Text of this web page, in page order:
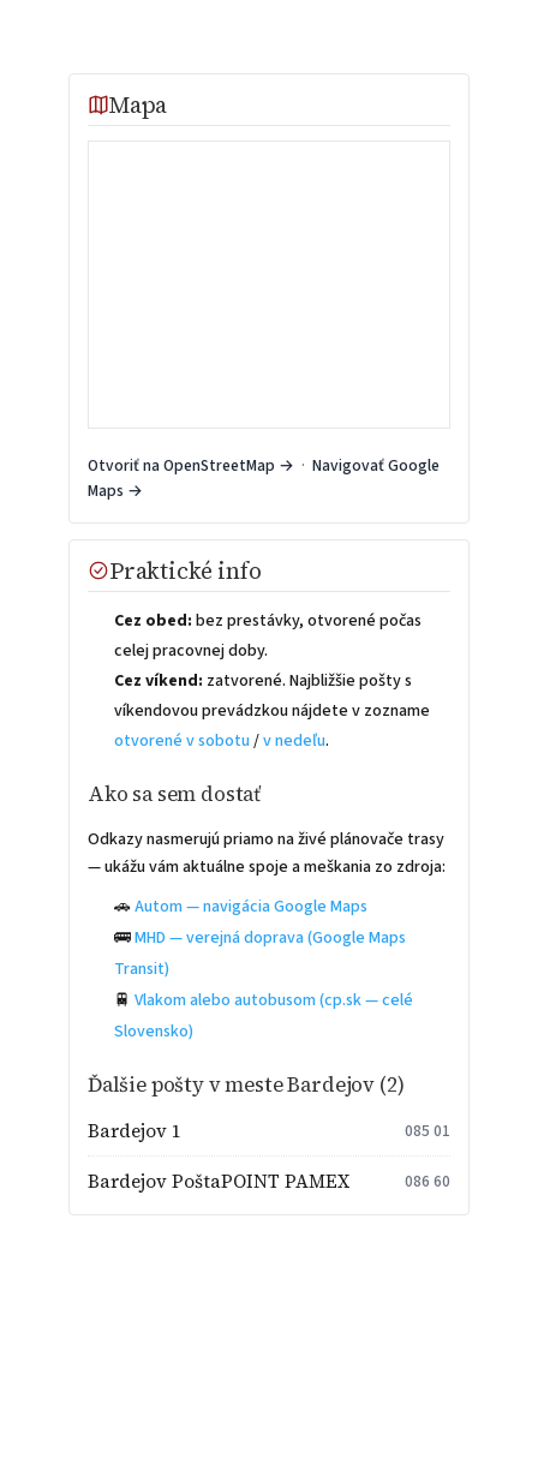
Mapa
Otvoriť na OpenStreetMap → · Navigovať Google
Maps →
Praktické info
Cez obed: bez prestávky, otvorené počas
celej pracovnej doby.
Cez víkend: zatvorené. Najbližšie pošty s
víkendovou prevádzkou nájdete v zozname
otvorené v sobotu /v nedeľu.
Ako sa sem dostať
Odkazy nasmerujú priamo na živé plánovače trasy
— ukážu vám aktuálne spoje a meškania zo zdroja:
🚗Autom — navigácia Google Maps
🚌MHD — verejná doprava (Google Maps
Transit)
🚆Vlakom alebo autobusom (cp.sk — celé
Slovensko)
Ďalšie pošty v meste Bardejov (2)
Bardejov 1 085 01
Bardejov PoštaPOINT PAMEX 086 60